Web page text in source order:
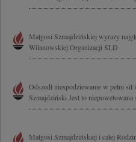
Małgosi Szmajdzińskiej wyrazy
Wilanowskiej Organizacji SLD
Odszedł niespodziewanie w pełni
Szmajdziński Jest to
Małgosi Szmajdzińskiej i całej